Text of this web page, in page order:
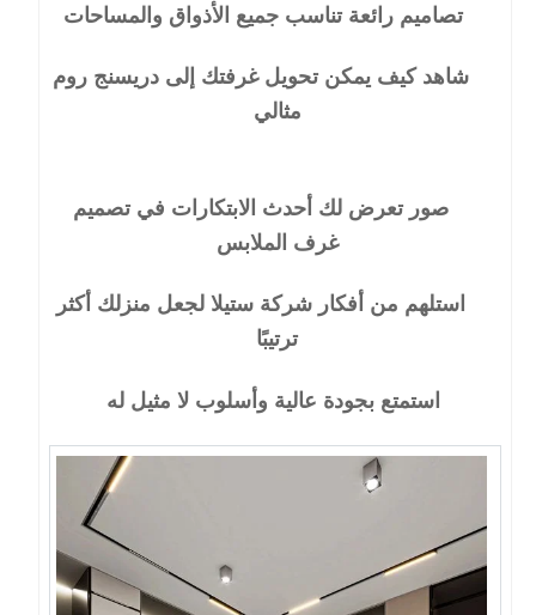
تصاميم رائعة تناسب جميع الأذواق والمساحات
شاهد كيف يمكن تحويل غرفتك إلى دريسنج روم
مثالي
صور تعرض لك أحدث الابتكارات في تصميم
غرف الملابس
استلهم من أفكار شركة ستيلا لجعل منزلك أكثر
ترتيبًا
استمتع بجودة عالية وأسلوب لا مثيل له